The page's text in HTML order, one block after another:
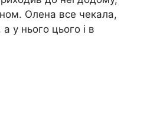
Олена все чекала,
у нього цього і в